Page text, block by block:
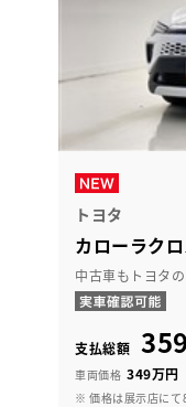
トヨタ
カローラク
中古車もトヨタ
支払総額
車両価格 349万円
※ 価格は展示店にて